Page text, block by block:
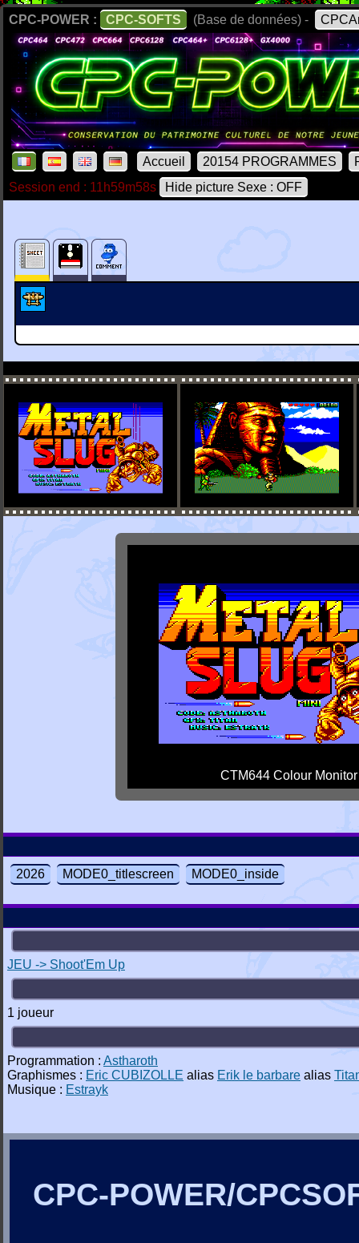
CPC-POWER : CPC-SOFTS (Base de données) -
Accueil 20154 PROGRAMMES
Session end : 11h59m58s
Hide picture Sexe : OFF
CTM644 Colour Monitor
2026 MODE0_titlescreen MODE0_inside
JEU -> Shoot'Em Up
1 joueur
Programmation : Astharoth
Graphismes : Eric CUBIZOLLE alias Erik le barbare alias
Musique : Estrayk
CPC-POWER/